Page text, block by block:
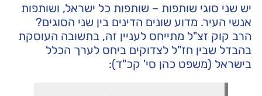
יש שני סוגי שותפות – שותפות כל ישראל, ושותפות
אנשי העיר. מדוע שונים הדינים בין שני הסוגים?
הרב קוק זצ"ל מתייחס לעניין זה, בתשובה העוסקת
בהבדל שבין חז"ל לצדוקים ביחס לערך הכלל
בישראל (משפט כהן סי' קכ"ד):